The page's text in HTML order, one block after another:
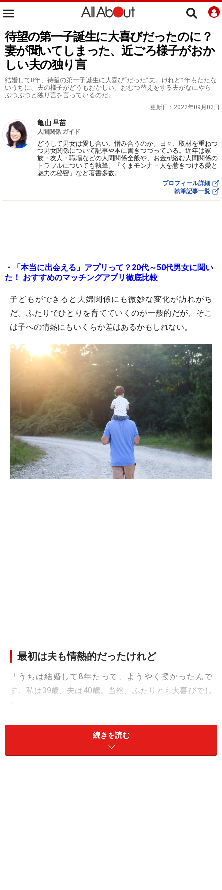
待望の第一子誕生に大喜びだったのに？
妻が聞いてしまった、近ごろ様子がおか
しい夫の独り言
結婚して8年、待望の第一子誕生に大喜び“だった”夫。けれど1年もたたな
いうちに、夫の様子がどうもおかしい。おむつ替えをする夫がなにやら
ぶつぶつと独り言を言っているのだ。
更新日： 2022年09月02日
亀山 早苗
人間関係 ガイド
どうして男女は愛し合い、憎み合うのか。日々、取材を重ねつ
つ男女関係について記事や本に書きつづっている。近年は家
族・友人・職場などの人間関係全般や、お金が絡む人間関係の
トラブルについても執筆。『くまモン力－人を惹きつける愛と
魅力の秘密』など著書多数。
プロフィール詳細
執筆記事一覧
・
「本当に出会える」アプリって？20代～50代男女に聞い
た！ おすすめのマッチングアプリ徹底比較
子どもができると夫婦関係にも微妙な変化が訪れがち
だ。ふたりでひとりを育てていくのが一般的だが、そこ
は子への情熱にもいくらか差はあるかもしれない。
最初は夫も情熱的だったけれど
「うちは結婚して8年たって、ようやく授かったんで
す。私は39歳、夫は40歳。当然、ふたりとも大喜びでし
そう言うのはリナさんだ。現在、生まれた娘は生後7カ
月になる。「食べちゃいたいほどかわいい。この子のた
続きを読む